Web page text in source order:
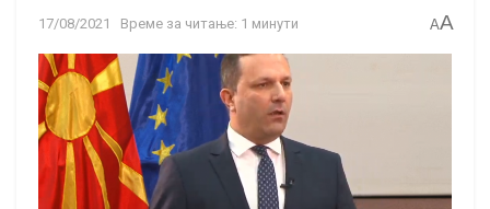
17/08/2021 Време за читање: 1 минути AA